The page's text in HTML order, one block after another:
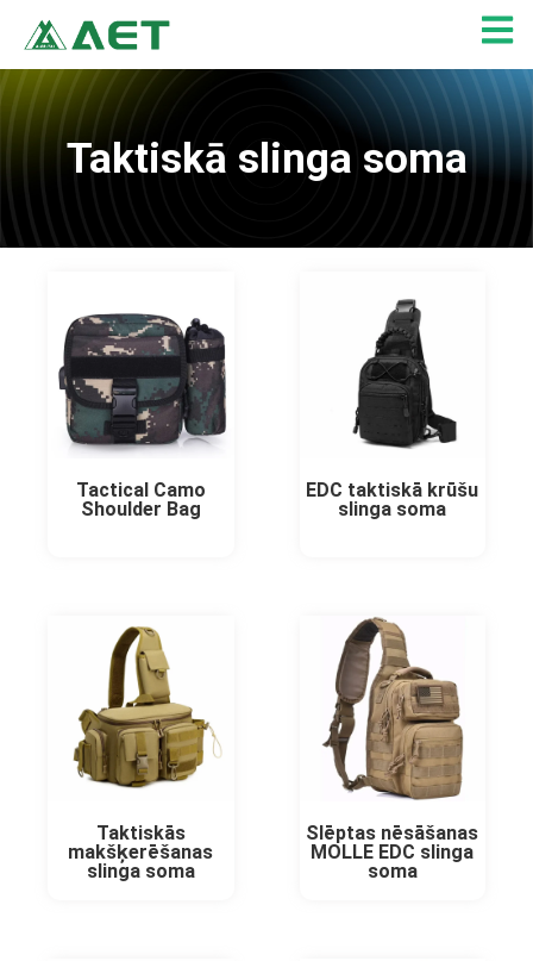
content
Taktiskā slinga soma
Tactical Camo
Shoulder Bag
EDC taktiskā krūšu
slinga soma
Taktiskās
makšķerēšanas
slinga soma
Slēptas nēsāšanas
MOLLE EDC slinga
soma